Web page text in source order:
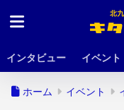
インタビュー イベント
ホーム イベント